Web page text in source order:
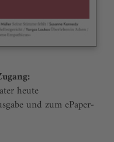
heute
und zum ePaper-